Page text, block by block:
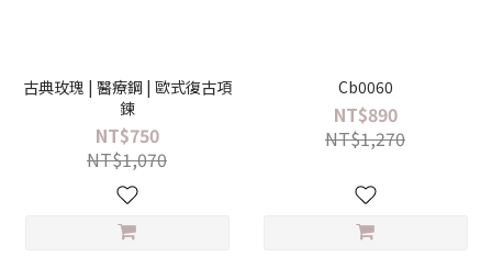
古典玫瑰 | 醫療鋼 | 歐式復古項
鍊
NT$750
NT$1,070
Cb0060
NT$890
NT$1,270